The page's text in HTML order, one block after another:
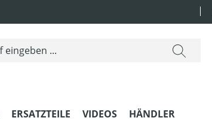
ERSATZTEILE VIDEOS HÄNDLER